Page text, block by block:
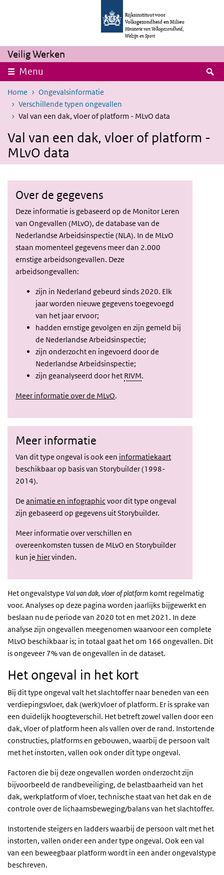
Overslaan en naar de inhoud gaan
Rijksinstituut voor
Volksgezondheid en Milieu
Ministerie van Volksgezondheid,
Welzijn en Sport
Veilig Werken
Menu
Home
Ongevalsinformatie
Verschillende typen ongevallen
Val van een dak, vloer of platform - MLvO data
Val van een dak, vloer of platform -
MLvO data
Het ongevalstype Val van dak, vloer of platform komt regelmatig
voor. Analyses op deze pagina worden jaarlijks bijgewerkt en
beslaan nu de periode van 2020 tot en met 2021. In deze
analyse zijn ongevallen meegenomen waarvoor een complete
MLvO beschikbaar is; in totaal gaat het om 166 ongevallen. Dit
is ongeveer 7% van de ongevallen in de dataset.
Het ongeval in het kort
Bij dit type ongeval valt het slachtoffer naar beneden van een
verdiepingsvloer, dak (werk)vloer of platform. Er is sprake van
een duidelijk hoogteverschil. Het betreft zowel vallen door een
dak, vloer of platform heen als vallen over de rand. Instortende
constructies, platforms en gebouwen, waarbij de persoon valt
met het instorten, vallen ook onder dit type ongeval.
Factoren die bij deze ongevallen worden onderzocht zijn
bijvoorbeeld de randbeveiliging, de belastbaarheid van het
dak, werkplatform of vloer, technische staat van het dak en de
controle over de lichaamsbeweging/balans van het slachtoffer.
Instortende steigers en ladders waarbij de persoon valt met het
instorten, vallen onder een ander type ongeval. Ook een val
van een beweegbaar platform wordt in een ander ongevalstype
beschreven.
Over de gegevens
Deze informatie is gebaseerd op de Monitor Leren
van Ongevallen (MLvO), de database van de
Nederlandse Arbeidsinspectie (NLA). In de MLvO
staan momenteel gegevens meer dan 2.000
ernstige arbeidsongevallen. Deze
arbeidsongevallen:
zijn in Nederland gebeurd sinds 2020. Elk
jaar worden nieuwe gegevens toegevoegd
van het jaar ervoor;
hadden ernstige gevolgen en zijn gemeld bij
de Nederlandse Arbeidsinspectie;
zijn onderzocht en ingevoerd door de
Nederlandse Arbeidsinspectie;
zijn geanalyseerd door het RIVM.
Meer informatie over de MLvO.
Meer informatie
Van dit type ongeval is ook een informatiekaart
beschikbaar op basis van Storybuilder (1998-
2014).
De animatie en infographic voor dit type ongeval
zijn gebaseerd op gegevens uit Storybuilder.
Meer informatie over verschillen en
overeenkomsten tussen de MLvO en Storybuilder
kun je hiervinden.